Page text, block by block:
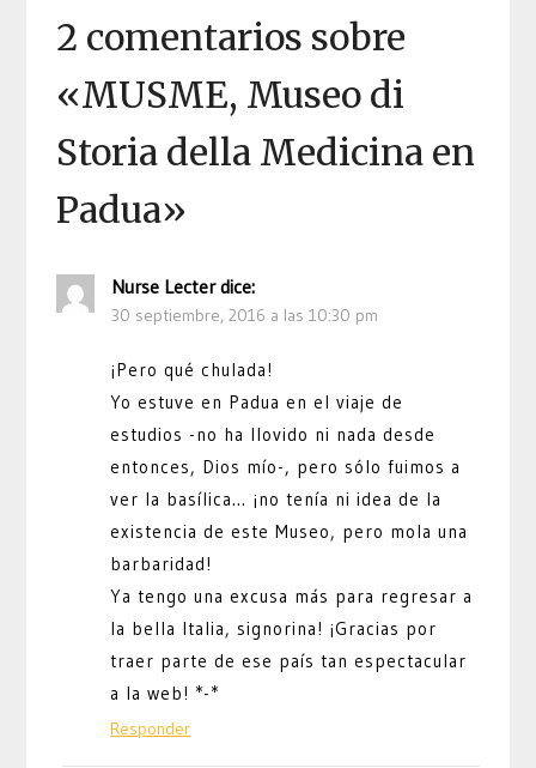
2 comentarios sobre
«MUSME, Museo di
Storia della Medicina en
Padua»
Nurse Lecter dice:
30 septiembre, 2016 a las 10:30 pm
¡Pero qué chulada!
Yo estuve en Padua en el viaje de
estudios -no ha llovido ni nada desde
entonces, Dios mío-, pero sólo fuimos a
ver la basílica… ¡no tenía ni idea de la
existencia de este Museo, pero mola una
barbaridad!
Ya tengo una excusa más para regresar a
la bella Italia, signorina! ¡Gracias por
traer parte de ese país tan espectacular
a la web! *-*
Responder